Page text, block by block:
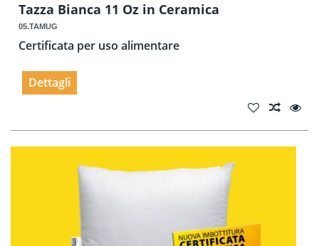
Tazza Bianca 11 Oz in Ceramica
05.TAMUG
Certificata per uso alimentare
Dettagli